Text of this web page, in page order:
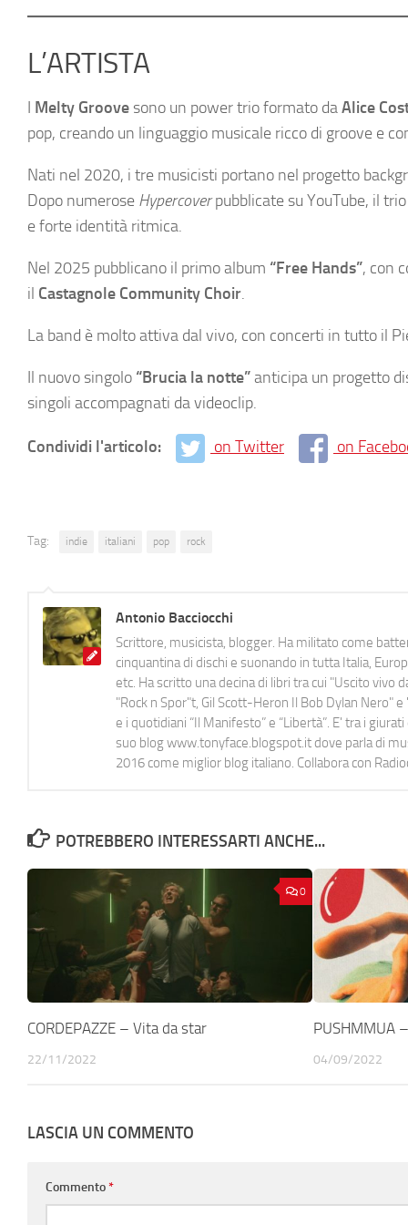
L’ARTISTA
I Melty Groove sono un power trio formato daAlice
pop, creando un linguaggio musicale ricco di groove e
Nati nel 2020, i tre musicisti portano nel progetto
Dopo numerose Hypercoverpubblicate su YouTube, il
e forte identità ritmica.
Nel 2025 pubblicano il primo album “Free Hands”, con
il Castagnole Community Choir.
La band è molto attiva dal vivo, con concerti in tutto il
Il nuovo singolo “Brucia la notte”anticipa un progetto
singoli accompagnati da videoclip.
Condividi l'articolo: on Twitter on
Tag: indie italiani pop rock
Antonio Bacciocchi
Scrittore, musicista, blogger. Ha militato come
cinquantina di dischi e suonando in tutta Italia,
etc. Ha scritto una decina di libri tra cui "Uscito vivo
"Rock n Spor"t, Gil Scott-Heron Il Bob Dylan Nero"
e i quotidiani “Il Manifesto” e “Libertà”. E' tra i
suo blog www.tonyface.blogspot.it dove parla di
2016 come miglior blog italiano. Collabora con
POTREBBERO INTERESSARTI ANCHE...
0
CORDEPAZZE – Vita da star
22/11/2022
PUSHMMUA
04/09/2022
LASCIA UN COMMENTO
Commento*